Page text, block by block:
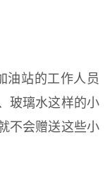
站的工作人员
玻璃水这样的小
不会赠送这些小